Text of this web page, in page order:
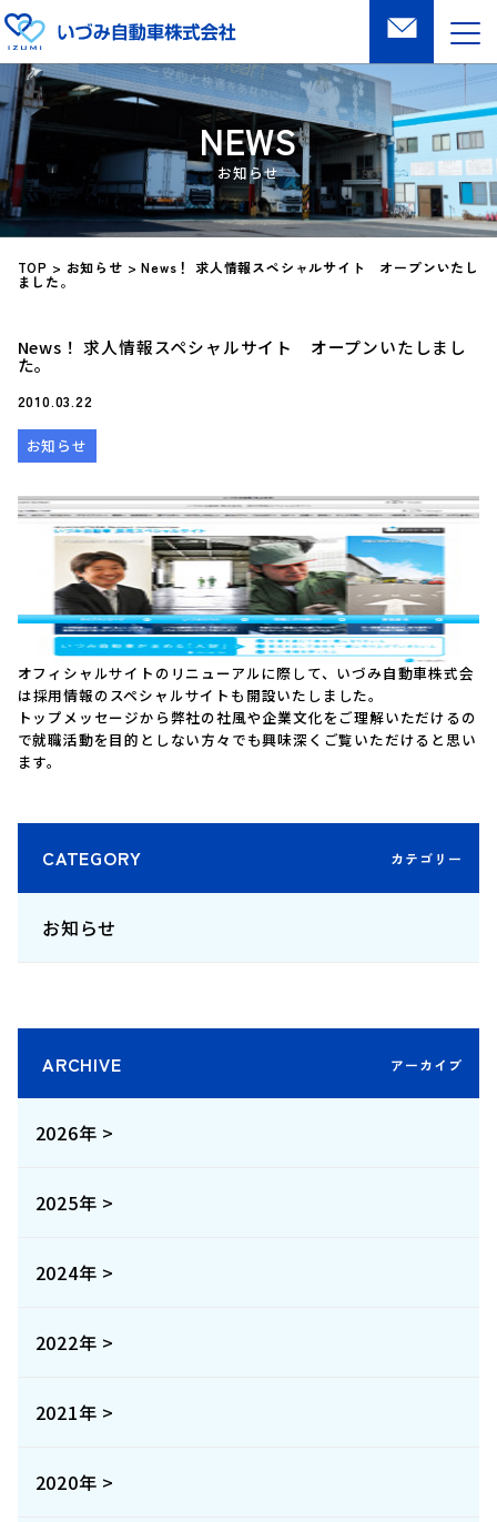
NEWS
TOP > お知らせ >News！ 求人情報スペシャルサイト オープンいたし
ました。
CATEGORY
お知らせ
ARCHIVE
2026年 >
2025年 >
2024年 >
2022年 >
2021年 >
2020年 >
News！ 求人情報スペシャルサイト オープンいたしまし
た。
2010.03.22
お知らせ
オフィシャルサイトのリニューアルに際して、いづみ自動車株式会
は採用情報のスペシャルサイト も開設いたしました。
トップメッセージから弊社の社風や企業文化をご理解いただけるの
で就職活動を目的としない方々でも興味深くご覧いただけると思い
ます。